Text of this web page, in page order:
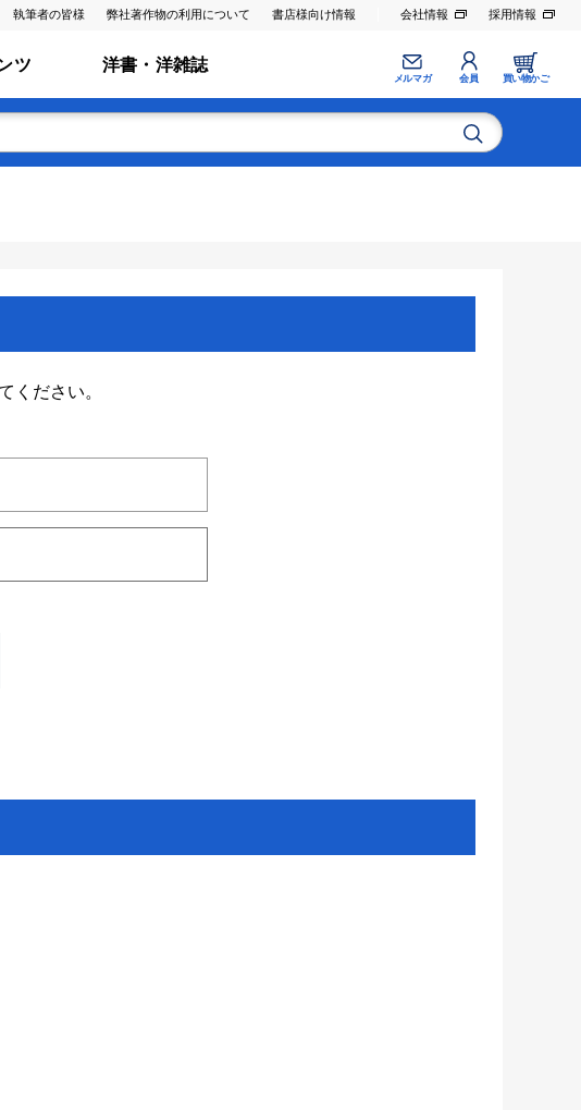
執筆者の皆様 弊社著作物の利用について 書店様向け情報 会社情報 採用情報
ツ 洋書・洋雑誌
メルマガ 会員 買い物かご
ください。